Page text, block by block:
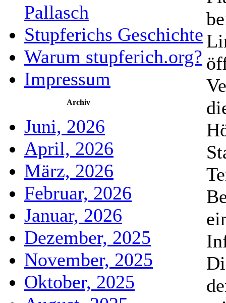
Pallasch
Stupferichs Geschichte
Warum stupferich.org?
Impressum
Archiv
Juni, 2026
April, 2026
März, 2026
Februar, 2026
Januar, 2026
Dezember, 2025
November, 2025
Oktober, 2025